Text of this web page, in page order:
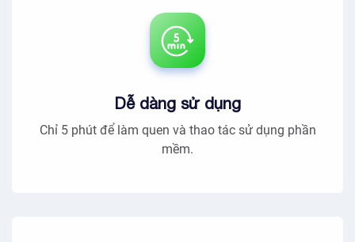
Dễ dàng sử dụng
Chỉ 5 phút để làm quen và thao tác sử dụng phần
mềm.